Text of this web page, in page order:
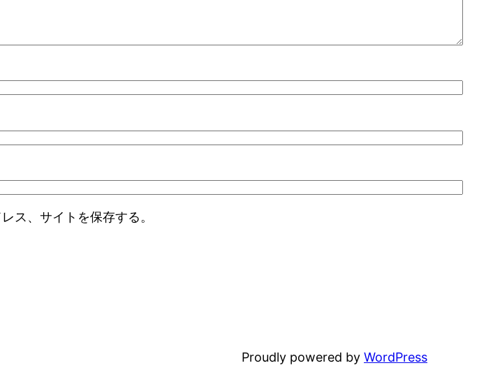
ス、サイトを保存する。
Proudly powered by WordPress